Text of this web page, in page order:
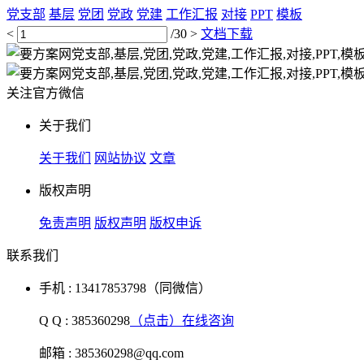
党支部 基层 党团 党政 党建 工作汇报 对接 PPT 模板
<
/30 > 文档下载
关注官方微信
关于我们
关于我们 网站协议 文章
版权声明
免责声明 版权声明 版权申诉
联系我们
手机 : 13417853798（同微信）
Q Q : 385360298 （点击）在线咨询
邮箱 : 385360298@qq.com